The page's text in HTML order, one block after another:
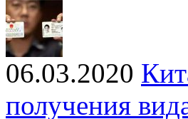
06.03.2020
получения